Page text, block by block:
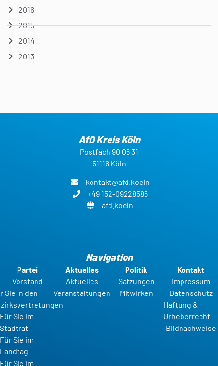
2016
2015
2014
2013
AfD Kreis Köln
Postfach 90 06 31
51116 Köln
kontakt@afd.koeln
+49 152-09228585
afd.koeln
Navigation
Partei
Vorstand
Sie in den
Für Sie im
Stadtrat
Für Sie im
Landtag
Für Sie im
Aktuelles
Aktuelles
Veranstaltungen
Politik
Satzungen
Mitwirken
Kontakt
Impressum
Datenschutz
Haftung &
Urheberrecht
Bildnachweise